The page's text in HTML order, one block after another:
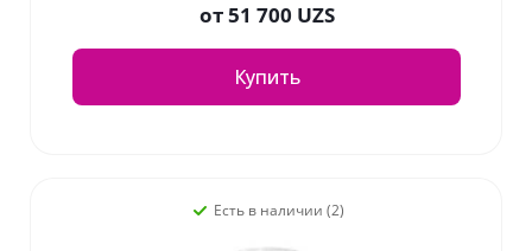
от51 700 UZS
Купить
Есть в наличии (2)